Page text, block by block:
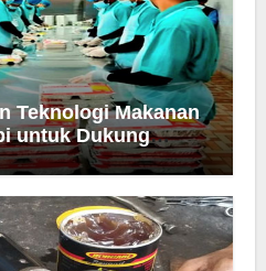
Teknologi Makanan
untuk Dukung